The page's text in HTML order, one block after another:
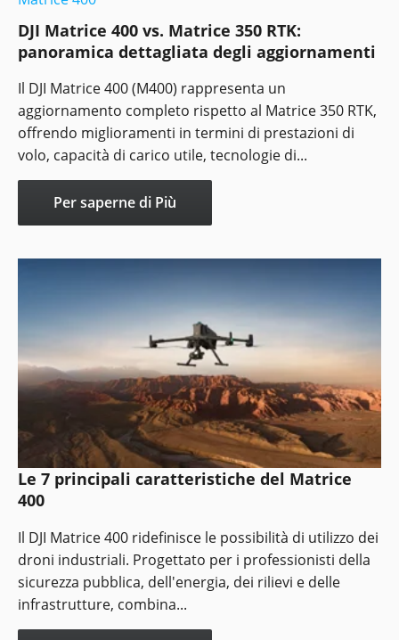
DJI Matrice 400 vs. Matrice 350 RTK:
panoramica dettagliata degli aggiornamenti
Il DJI Matrice 400 (M400) rappresenta un
aggiornamento completo rispetto al Matrice 350 RTK,
offrendo miglioramenti in termini di prestazioni di
volo, capacità di carico utile, tecnologie di...
Per saperne di Più
Le 7 principali caratteristiche del Matrice
400
Il DJI Matrice 400 ridefinisce le possibilità di utilizzo dei
droni industriali. Progettato per i professionisti della
sicurezza pubblica, dell'energia, dei rilievi e delle
infrastrutture, combina...